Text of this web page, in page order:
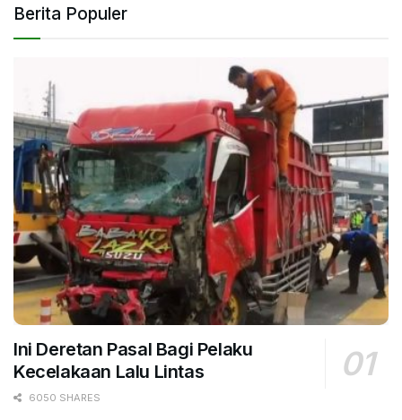
Berita Populer
Ini Deretan Pasal Bagi Pelaku
Kecelakaan Lalu Lintas
6050 SHARES